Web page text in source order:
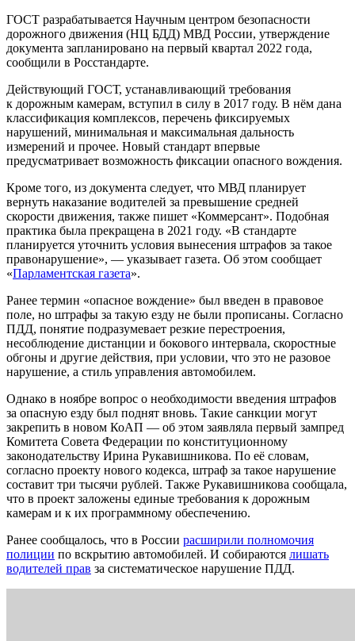
ГОСТ разрабатывается Научным центром безопасности
дорожного движения (НЦ БДД) МВД России, утверждение
документа запланировано на первый квартал 2022 года,
сообщили в Росстандарте.
Действующий ГОСТ, устанавливающий требования
к дорожным камерам, вступил в силу в 2017 году. В нём дана
классификация комплексов, перечень фиксируемых
нарушений, минимальная и максимальная дальность
измерений и прочее. Новый стандарт впервые
предусматривает возможность фиксации опасного вождения.
Кроме того, из документа следует, что МВД планирует
вернуть наказание водителей за превышение средней
скорости движения, также пишет «Коммерсант». Подобная
практика была прекращена в 2021 году. «В стандарте
планируется уточнить условия вынесения штрафов за такое
правонарушение», — указывает газета. Об этом сообщает
«Парламентская газета».
Ранее термин «опасное вождение» был введен в правовое
поле, но штрафы за такую езду не были прописаны. Согласно
ПДД, понятие подразумевает резкие перестроения,
несоблюдение дистанции и бокового интервала, скоростные
обгоны и другие действия, при условии, что это не разовое
нарушение, а стиль управления автомобилем.
Однако в ноябре вопрос о необходимости введения штрафов
за опасную езду был поднят вновь. Такие санкции могут
закрепить в новом КоАП — об этом заявляла первый зампред
Комитета Совета Федерации по конституционному
законодательству Ирина Рукавишникова. По её словам,
согласно проекту нового кодекса, штраф за такое нарушение
составит три тысячи рублей. Также Рукавишникова сообщала,
что в проект заложены единые требования к дорожным
камерам и к их программному обеспечению.
Ранее сообщалось, что в России расширили полномочия
полиции по вскрытию автомобилей. И собираются лишать
водителей прав за систематическое нарушение ПДД.